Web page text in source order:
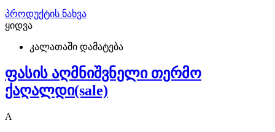
პროდუქტის ნახვა
ყიდვა
კალათაში დამატება
ფასის აღმნიშვნელი თერმო
ქაღალდი(sale)
A